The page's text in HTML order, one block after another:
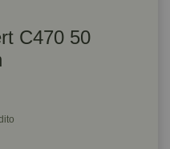
C470 50